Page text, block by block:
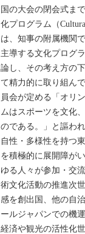
国の大会の閉会式ま
化プログラム（
は、知事の附属機関
主導する文化プログ
論し、その考え方の
て精力的に取り組
員会が定める「オリ
ムはスポーツを文化
のである。」と謳わ
自性・多様性を持つ
を積極的に展開障が
ゆる人々が参加・交
術文化活動の推進次
感を創出国、他の自
ールジャパンでの機
経済や観光の活性化